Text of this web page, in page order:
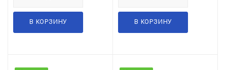
В КОРЗИНУ В КОРЗИНУ